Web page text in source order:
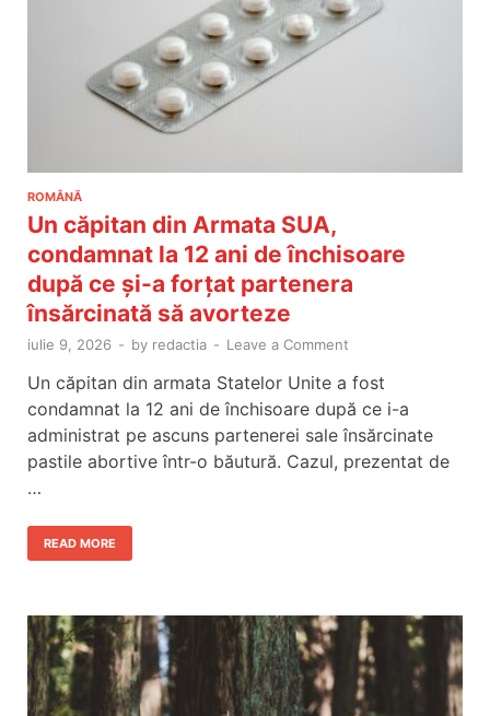
ROMÂNĂ
Un căpitan din Armata SUA,
condamnat la 12 ani de închisoare
după ce și-a forțat partenera
însărcinată să avorteze
iulie 9, 2026 - by redactia - Leave a Comment
Un căpitan din armata Statelor Unite a fost
condamnat la 12 ani de închisoare după ce i-a
administrat pe ascuns partenerei sale însărcinate
pastile abortive într-o băutură. Cazul, prezentat de
…
READ MORE